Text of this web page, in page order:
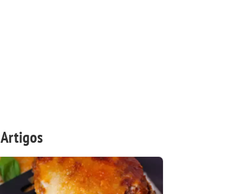
Artigos